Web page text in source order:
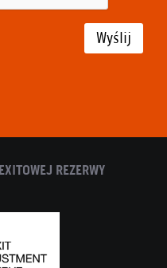
Wyślij
REZERWY